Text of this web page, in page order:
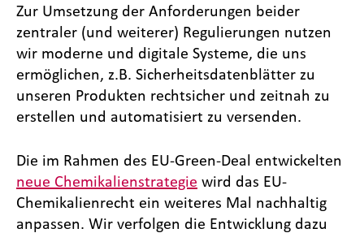
Zur Umsetzung der Anforderungen beider
zentraler (und weiterer) Regulierungen nutzen
wir moderne und digitale Systeme, die uns
ermöglichen, z.B. Sicherheitsdatenblätter zu
unseren Produkten rechtsicher und zeitnah zu
erstellen und automatisiert zu versenden.
Die im Rahmen des EU-Green-Deal entwickelten
neue Chemikalienstrategie wird das EU-
Chemikalienrecht ein weiteres Mal nachhaltig
anpassen. Wir verfolgen die Entwicklung dazu